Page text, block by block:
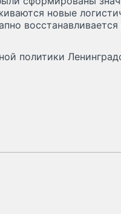
новые
политики